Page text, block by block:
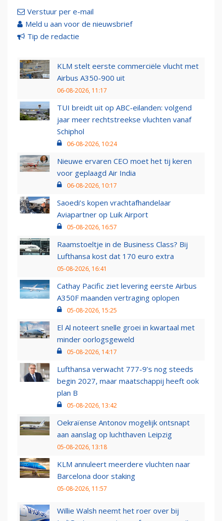
Verstuur per e-mail
Meld u aan voor de nieuwsbrief
Tip de redactie
KLM stelt eerste commerciële vlucht met
Airbus A350-900 uit
06-08-2026, 11:17
TUI breidt uit op ABC-eilanden: volgend
jaar meer rechtstreekse vluchten vanaf
Schiphol
06-08-2026, 10:24
Nieuwe ervaren CEO moet het tij keren
voor geplaagd Air India
06-08-2026, 10:17
Saoedi’s kopen vrachtafhandelaar
Aviapartner op Luik Airport
05-08-2026, 16:57
Raamstoeltje in de Business Class? Bij
Lufthansa kost dat 170 euro extra
05-08-2026, 16:41
Cathay Pacific ziet levering eerste Airbus
A350F maanden vertraging oplopen
05-08-2026, 15:25
El Al noteert snelle groei in kwartaal met
minder oorlogsgeweld
05-08-2026, 14:17
Lufthansa verwacht 777-9’s nog steeds
begin 2027, maar maatschappij heeft ook
plan B
05-08-2026, 13:42
Oekraïense Antonov mogelijk ontsnapt
aan aanslag op luchthaven Leipzig
05-08-2026, 13:18
KLM annuleert meerdere vluchten naar
Barcelona door staking
05-08-2026, 11:57
Willie Walsh neemt het roer over bij